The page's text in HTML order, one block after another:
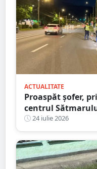
ACTUALITATE
Proaspăt șofer,
centrul
călcat pe bec
24 iulie 2026